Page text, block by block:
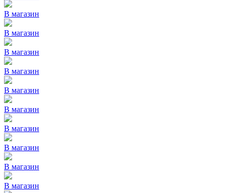
В магазин
В магазин
В магазин
В магазин
В магазин
В магазин
В магазин
В магазин
В магазин
В магазин